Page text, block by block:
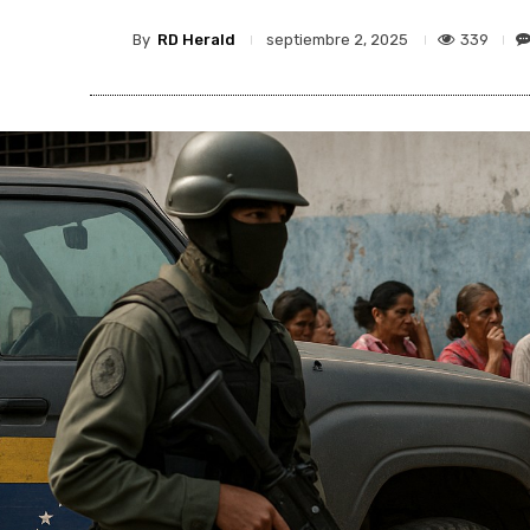
By RD Herald septiembre 2, 2025 339